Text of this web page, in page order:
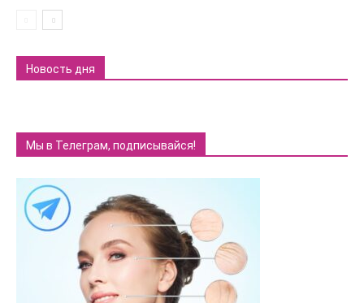
Новость дня
Мы в Телеграм, подписывайся!